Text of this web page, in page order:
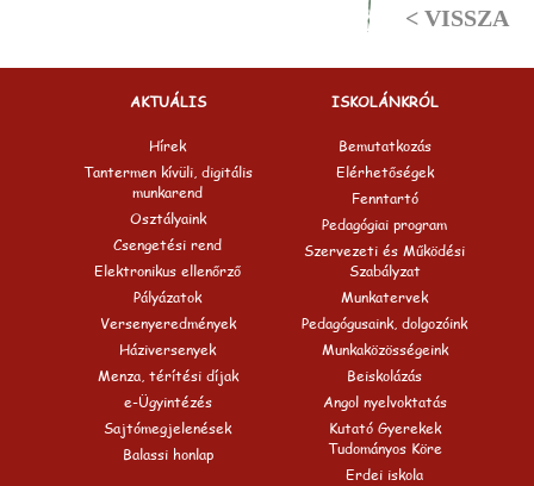
< VISSZA
AKTUÁLIS
Hírek
Tantermen kívüli, digitális
munkarend
Osztályaink
Csengetési rend
Elektronikus ellenőrző
Pályázatok
Versenyeredmények
Háziversenyek
Menza, térítési díjak
e-Ügyintézés
Sajtómegjelenések
Balassi honlap
ISKOLÁNKRÓL
Bemutatkozás
Elérhetőségek
Fenntartó
Pedagógiai program
Szervezeti és Működési
Szabályzat
Munkatervek
Pedagógusaink, dolgozóink
Munkaközösségeink
Beiskolázás
Angol nyelvoktatás
Kutató Gyerekek
Tudományos Köre
Erdei iskola